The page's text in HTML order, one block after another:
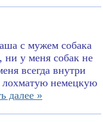
с мужем собака
ни у меня собак не
всегда внутри
лохматую немецкую
далее »